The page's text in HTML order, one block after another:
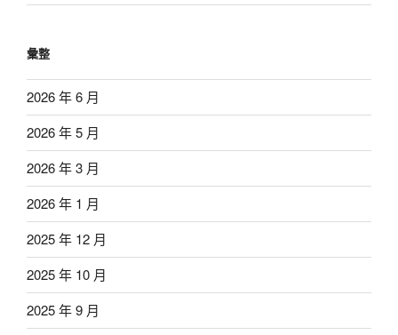
彙整
2026 年 6 月
2026 年 5 月
2026 年 3 月
2026 年 1 月
2025 年 12 月
2025 年 10 月
2025 年 9 月